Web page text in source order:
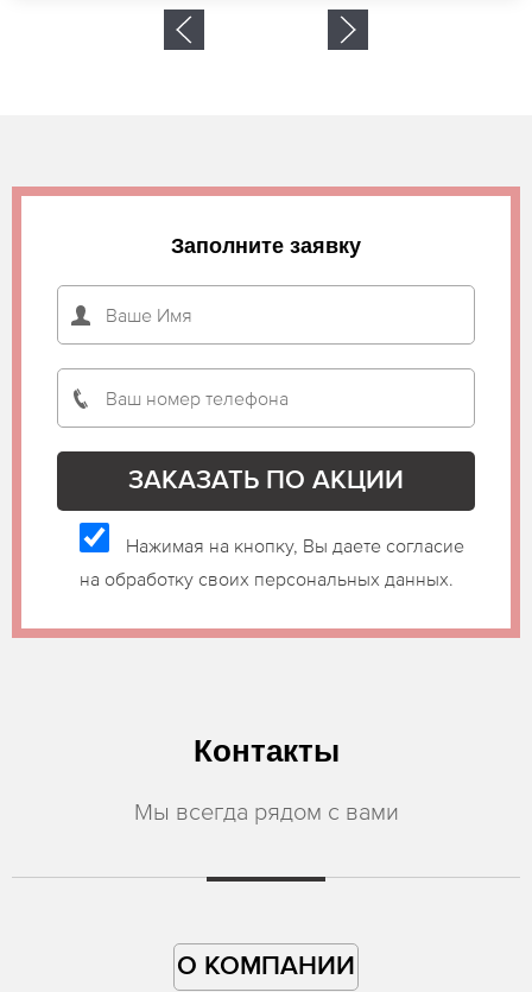
Заполните заявку
Нажимая на кнопку, Вы даете согласие
на обработку своих персональных данных.
Контакты
Мы всегда рядом с вами
О КОМПАНИИ